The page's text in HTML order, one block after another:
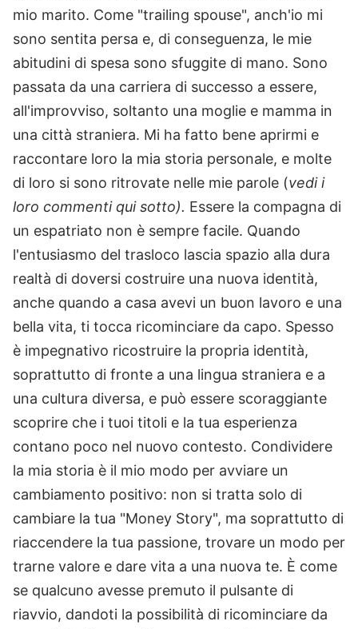
mio marito. Come "trailing spouse", anch'io mi
sono sentita persa e, di conseguenza, le mie
abitudini di spesa sono sfuggite di mano. Sono
passata da una carriera di successo a essere,
all'improvviso, soltanto una moglie e mamma in
una città straniera. Mi ha fatto bene aprirmi e
raccontare loro la mia storia personale, e molte
di loro si sono ritrovate nelle mie parole (vedi i
loro commenti qui sotto). Essere la compagna di
un espatriato non è sempre facile. Quando
l'entusiasmo del trasloco lascia spazio alla dura
realtà di doversi costruire una nuova identità,
anche quando a casa avevi un buon lavoro e una
bella vita, ti tocca ricominciare da capo. Spesso
è impegnativo ricostruire la propria identità,
soprattutto di fronte a una lingua straniera e a
una cultura diversa, e può essere scoraggiante
scoprire che i tuoi titoli e la tua esperienza
contano poco nel nuovo contesto. Condividere
la mia storia è il mio modo per avviare un
cambiamento positivo: non si tratta solo di
cambiare la tua "Money Story", ma soprattutto di
riaccendere la tua passione, trovare un modo per
trarne valore e dare vita a una nuova te. È come
se qualcuno avesse premuto il pulsante di
riavvio, dandoti la possibilità di ricominciare da